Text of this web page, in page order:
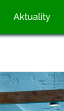
Aktuality